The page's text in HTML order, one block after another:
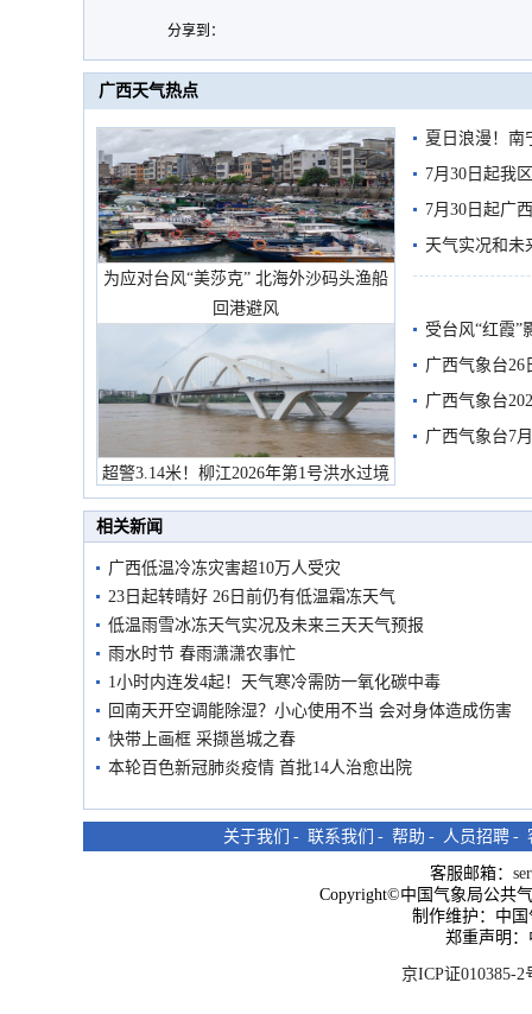
分享到：
广西天气热点
为应对台风“美莎克” 北海外沙码头渔船
回港避风
超警3.14米！柳江2026年第1号洪水过境
市民在堤岸见证汛况
夏日浪漫！南
7月30日起我
7月30日起广
天气实况和未
受台风“红霞”
有较强降雨
广西气象台26
广西气象台
预警
广西气象台7
相关新闻
广西低温冷冻灾害超10万人受灾
23日起转晴好 26日前仍有低温霜冻天气
低温雨雪冰冻天气实况及未来三天天气预报
雨水时节 春雨潇潇农事忙
1小时内连发4起！天气寒冷需防一氧化碳中毒
回南天开空调能除湿？小心使用不当 会对身体造成伤害
快带上画框 采撷邕城之春
本轮百色新冠肺炎疫情 首批14人治愈出院
关于我们 - 联系我们 - 帮助 - 人员招聘 -
客服邮箱：
Copyright©中国气象局公共
制作维护：中
郑重声明
京ICP证010385-2